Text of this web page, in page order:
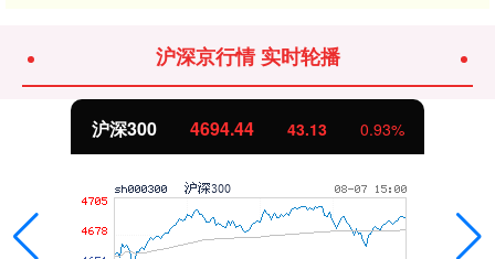
沪深京行情 实时轮播
沪深300 4694.44 43.13 0.93%